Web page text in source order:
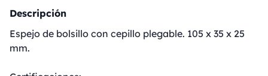
Descripción
Espejo de bolsillo con cepillo plegable. 105 x 35 x 25
mm.